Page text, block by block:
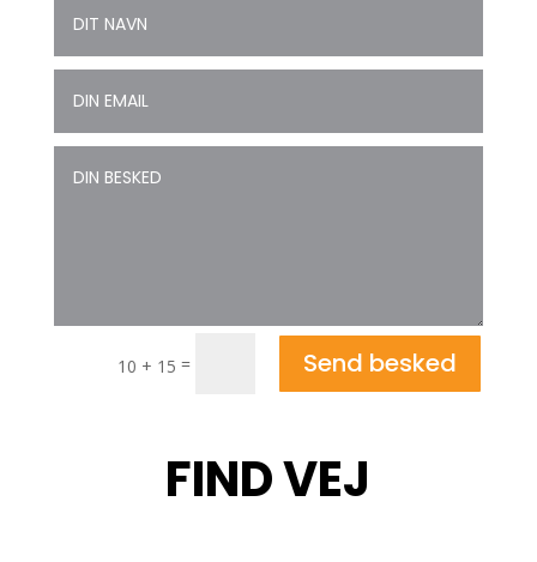
10 + 15 = Send besked
FIND VEJ